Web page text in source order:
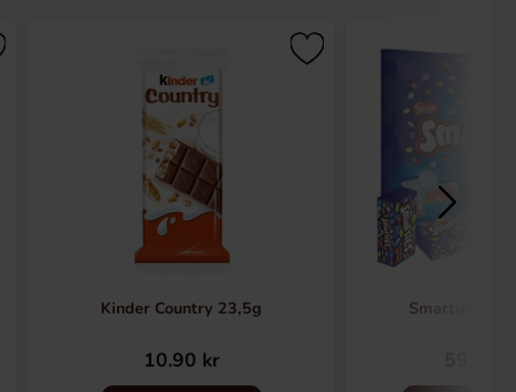
Kinder Country 23,5g
10.90 kr
Smarties